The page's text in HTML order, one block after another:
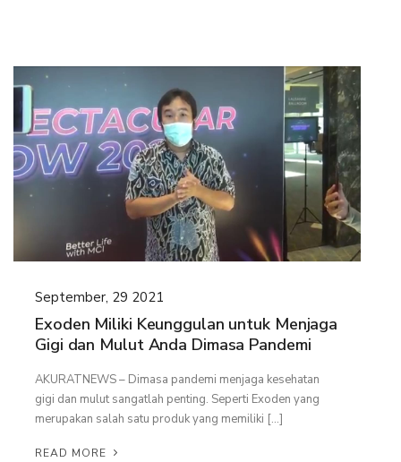
September, 29 2021
Exoden Miliki Keunggulan untuk Menjaga
Gigi dan Mulut Anda Dimasa Pandemi
AKURATNEWS – Dimasa pandemi menjaga kesehatan
gigi dan mulut sangatlah penting. Seperti Exoden yang
merupakan salah satu produk yang memiliki […]
READ MORE